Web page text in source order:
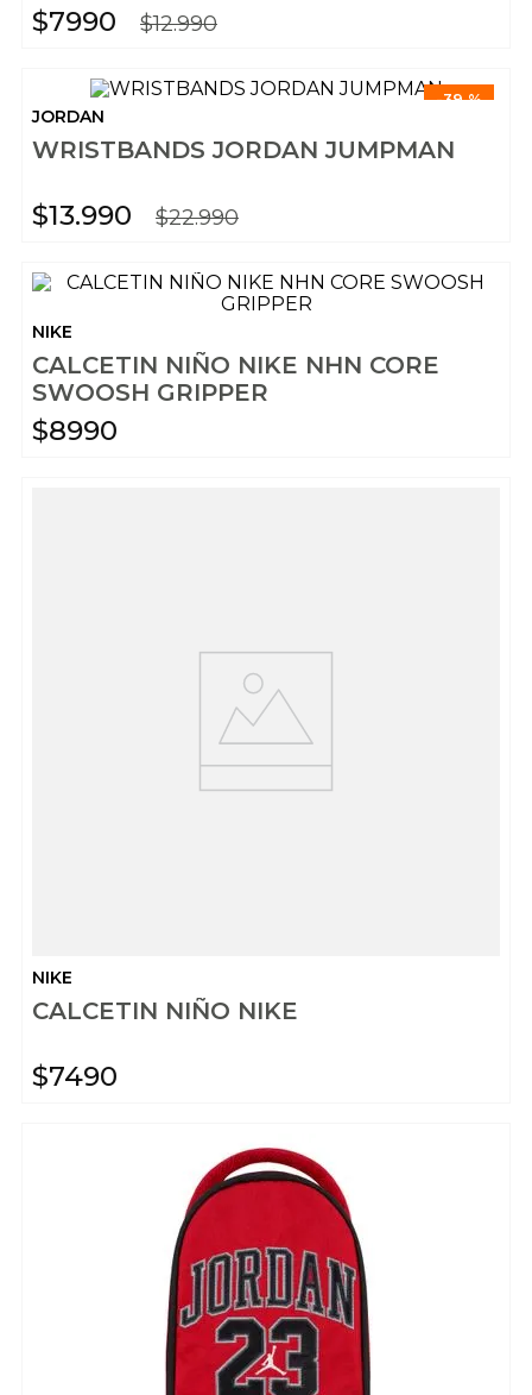
$7990 $12.990
-39 %
JORDAN
WRISTBANDS JORDAN JUMPMAN
$13.990 $22.990
NIKE
CALCETIN NIÑO NIKE NHN CORE
SWOOSH GRIPPER
$8990
NIKE
CALCETIN NIÑO NIKE
$7490